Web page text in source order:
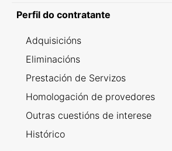
Perfil do contratante
Adquisicións
Eliminacións
Prestación de Servizos
Homologación de provedores
Outras cuestións de interese
Histórico